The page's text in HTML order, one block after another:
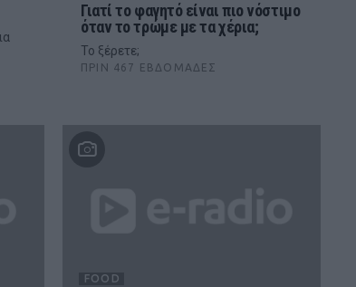
Γιατί το φαγητό είναι πιο νόστιμο
όταν το τρώμε με τα χέρια;
Το ξέρετε;
ΠΡΙΝ 467 ΕΒΔΟΜΆΔΕΣ
FOOD